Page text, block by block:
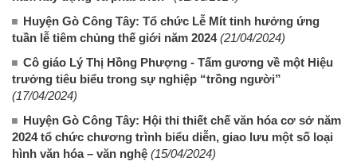
Huyện Gò Công Tây: Tổ chức Lễ Mít tinh hưởng ứng
tuần lễ tiêm chủng thế giới năm 2024 (21/04/2024)
Cô giáo Lý Thị Hồng Phượng - Tấm gương về một Hiệu
trưởng tiêu biểu trong sự nghiệp “trồng người”
(17/04/2024)
Huyện Gò Công Tây: Hội thi thiết chế văn hóa cơ sở năm
2024 tổ chức chương trình biểu diễn, giao lưu một số loại
hình văn hóa – văn nghệ (15/04/2024)